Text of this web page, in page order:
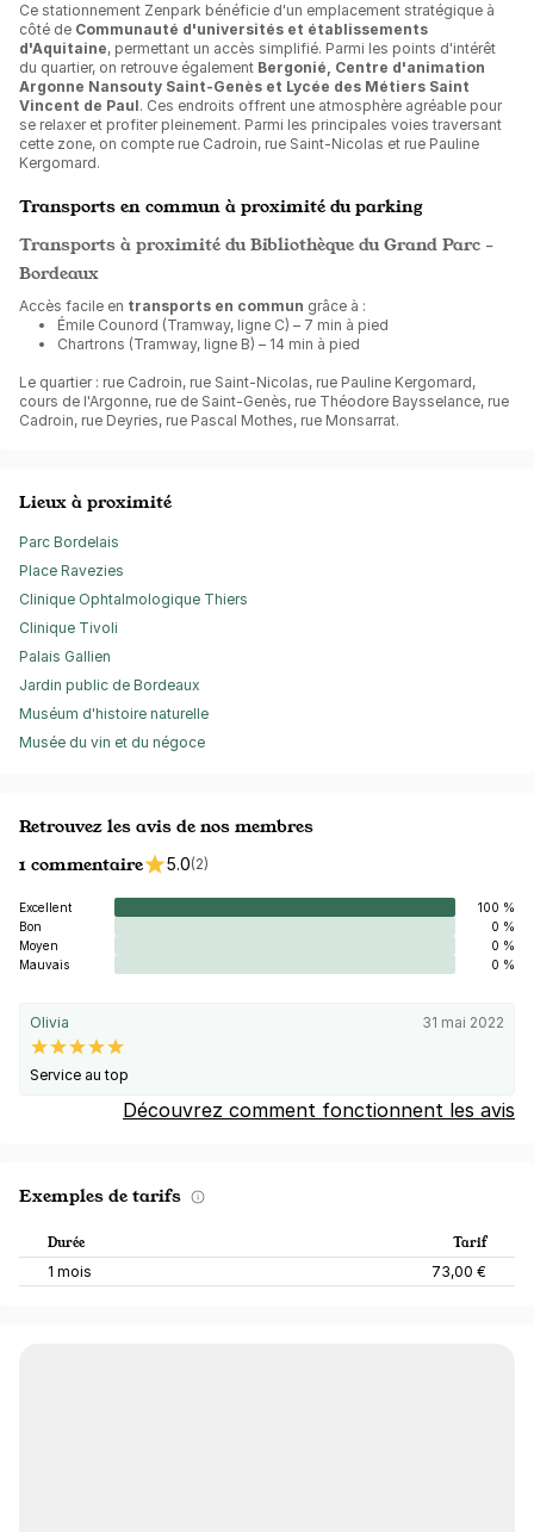
Ce stationnement Zenpark bénéficie d'un emplacement stratégique à
côté de Communauté d'universités et établissements
d'Aquitaine, permettant un accès simplifié. Parmi les points d'intérêt
du quartier, on retrouve également Bergonié, Centre d'animation
Argonne Nansouty Saint-Genès et Lycée des Métiers Saint
Vincent de Paul. Ces endroits offrent une atmosphère agréable pour
se relaxer et profiter pleinement. Parmi les principales voies traversant
cette zone, on compte rue Cadroin, rue Saint-Nicolas et rue Pauline
Kergomard.
Transports en commun à proximité du parking
Transports à proximité du Bibliothèque du Grand Parc -
Bordeaux
Accès facile en transports en commun grâce à :
Émile Counord (Tramway, ligne C) – 7 min à pied
Chartrons (Tramway, ligne B) – 14 min à pied
Le quartier : rue Cadroin, rue Saint-Nicolas, rue Pauline Kergomard,
cours de l'Argonne, rue de Saint-Genès, rue Théodore Baysselance, rue
Cadroin, rue Deyries, rue Pascal Mothes, rue Monsarrat.
Lieux à proximité
Parc Bordelais
Place Ravezies
Clinique Ophtalmologique Thiers
Clinique Tivoli
Palais Gallien
Jardin public de Bordeaux
Muséum d'histoire naturelle
Musée du vin et du négoce
Retrouvez les avis de nos membres
1 commentaire
5.0(2)
Excellent
100 %
Bon
0 %
Moyen
0 %
Mauvais
0 %
Olivia 31 mai 2022
Service au top
Découvrez comment fonctionnent les avis
Exemples de tarifs
Durée Tarif
1 mois 73,00 €